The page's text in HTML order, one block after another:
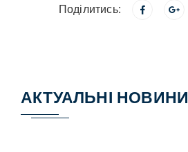
Поділитись:
АКТУАЛЬНІ НОВИНИ